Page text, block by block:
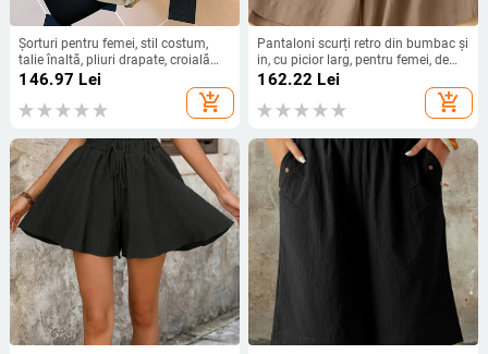
Șorturi pentru femei, stil costum,
talie înaltă, pliuri drapate, croială
dreaptă
146.97 Lei
add_shopping_cart
Pantaloni scurți retro din bumbac și
in, cu picior larg, pentru femei, de
vară, subțiri, semi-elastice, cu talie
înaltă, lejeri, versatile, casual, cu
cinci puncte
162.22 Lei
add_shopping_cart